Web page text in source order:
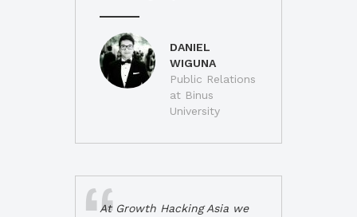
DANIEL
WIGUNA
Public Relations
at Binus
University
At Growth Hacking Asia we